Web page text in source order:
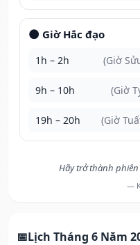
🌑 Giờ Hắc đạo
1h – 2h (Giờ
9h – 10h (Giờ
19h – 20h (Giờ
Hãy trở thành
—
Lịch Tháng 6 Năm